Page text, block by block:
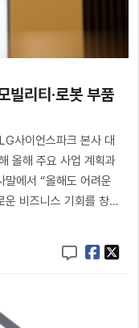
빌리티·로봇 부품
사이언스파크 본사 대
올해 주요 사업 계획과
말에서 “올해도 어려운
운 비즈니스 기회를 창…